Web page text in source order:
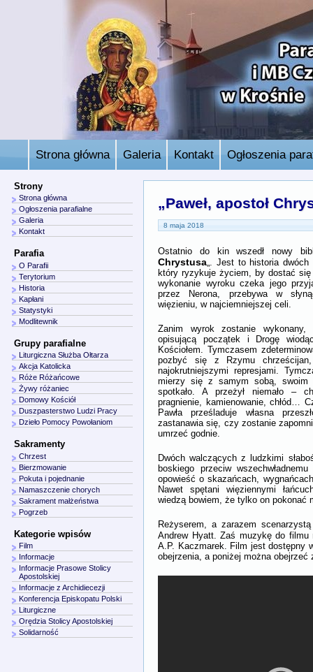
Strona główna Galeria Kontakt Ogłoszenia
„Paweł, apostoł
8 maja 2018
Ostatnio do kin wszedł nowy
Chrystusa „. Jest to historia
który ryzykuje życiem, by dostać
wykonanie wyroku czeka jego
przez Nerona, przebywa w
więzieniu, w najciemniejszej celi.
Zanim wyrok zostanie
opisującą początek i Drogę
Kościołem. Tymczasem
pozbyć się z Rzymu
najokrutniejszymi represjami.
mierzy się z samym sobą,
spotkało. A przeżył niemało –
pragnienie, kamienowanie, chłód…
Pawła prześladuje własna
zastanawia się, czy zostanie
umrzeć godnie.
Dwóch walczących z ludzkimi
boskiego przeciw
opowieść o skazańcach,
Nawet spętani więziennymi
wiedzą bowiem, że tylko on pokonać
Reżyserem, a zarazem scenarzystą
Andrew Hyatt. Zaś muzykę do filmu
A.P. Kaczmarek. Film jest dostępny
obejrzenia, a poniżej można obejrzeć
Strony
Strona główna
Ogłoszenia parafialne
Galeria
Kontakt
Parafia
O Parafii
Terytorium
Historia
Kapłani
Statystyki
Modlitewnik
Grupy parafialne
Liturgiczna Służba Ołtarza
Akcja Katolicka
Róże Różańcowe
Żywy różaniec
Domowy Kościół
Duszpasterstwo Ludzi Pracy
Dzieło Pomocy Powołaniom
Sakramenty
Chrzest
Bierzmowanie
Pokuta i pojednanie
Namaszczenie chorych
Sakrament małżeństwa
Pogrzeb
Kategorie wpisów
Film
Informacje
Informacje Prasowe Stolicy
Apostolskiej
Informacje z Archidiecezji
Konferencja Episkopatu Polski
Liturgiczne
Orędzia Stolicy Apostolskiej
Solidarność